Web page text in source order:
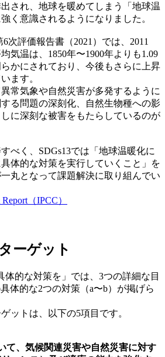
され、地球を暖めてしまう「地球温
く意識されるようになりました。
次評価報告書（2021）では、2011
気温は、1850年〜1900年よりも1.09
かにされており、今後もさらに上昇
ます。
常気象や自然災害が多発するように
る問題の深刻化、自然生物種への影
に深刻な被害をもたらしているのが
べく、SDGs13では「地球温暖化に
体的な対策を実行していくこと」を
丸となって課題解決に取り組んでい
（IPCC）
ーゲット
体的な対策を」では、3つの詳細な目
体的な2つの対策（a〜b）が掲げら
ットは、以下の5項目です。
て、気候関連災害や自然災害に対す